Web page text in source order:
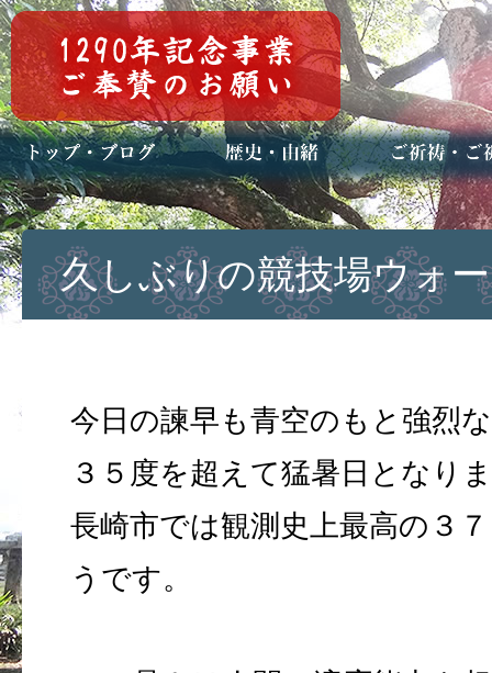
トップページ
ブログ(日々八百万)
お知らせ一覧 歴史・ご祭神
年中行事
メディア掲載 ご祈祷・ご祈
安産祈願
初宮参り
七五三詣
長寿のお祝い
神前結婚式
厄祓い・方位
車のお祓い
地鎮祭
神葬祭（神式
久しぶりの競技場ウォ
今日の諫早も青空のもと強烈
３５度を超えて猛暑日となり
長崎市では観測史上最高の３
うです。